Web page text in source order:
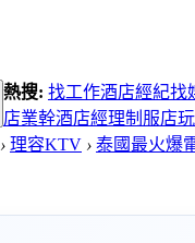
熱搜: 找工作酒店經紀找
店業幹酒店經理制服店
› 理容KTV › 泰國最火爆